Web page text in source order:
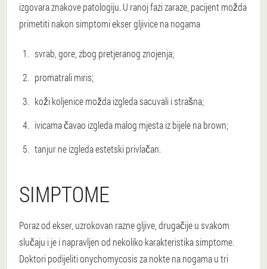
izgovara znakove patologiju. U ranoj fazi zaraze, pacijent možda
primetiti nakon simptomi ekser gljivice na nogama
svrab, gore, zbog pretjeranog znojenja;
promatrali miris;
koži koljenice možda izgleda sacuvali i strašna;
ivicama čavao izgleda malog mjesta iz bijele na brown;
tanjur ne izgleda estetski privlačan.
SIMPTOME
Poraz od ekser, uzrokovan razne gljive, drugačije u svakom
slučaju i je i napravljen od nekoliko karakteristika simptome.
Doktori podijeliti onychomycosis za nokte na nogama u tri